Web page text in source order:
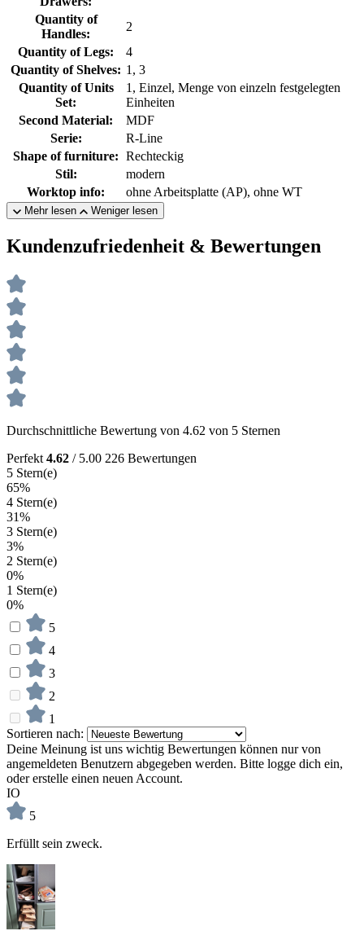
Quantity of
Handles:
2
Quantity of Legs:
4
Quantity of Shelves: 1, 3
Quantity of Units
Set:
1, Einzel, Menge von einzeln festgelegten
Einheiten
Second Material:
MDF
Serie:
R-Line
Shape of furniture: Rechteckig
Stil:
modern
Worktop info:
ohne Arbeitsplatte (AP), ohne WT
Mehr lesen Weniger lesen
Kundenzufriedenheit & Bewertungen
Durchschnittliche Bewertung von 4.62 von 5 Sternen
Perfekt 4.62 / 5.00 226 Bewertungen
5 Stern(e)
65%
4 Stern(e)
31%
3 Stern(e)
3%
2 Stern(e)
0%
1 Stern(e)
0%
5
4
3
2
1
Sortieren nach:
Deine Meinung ist uns wichtig Bewertungen können nur von
angemeldeten Benutzern abgegeben werden. Bitte logge dich ein,
oder erstelle einen neuen Account.
IO
5
Erfüllt sein zweck.